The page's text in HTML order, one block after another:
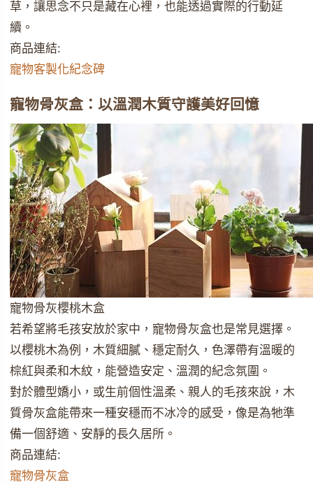
草，讓思念不只是藏在心裡，也能透過實際的行動延
續。
商品連結:
寵物客製化紀念碑
寵物骨灰盒：以溫潤木質守護美好回憶
寵物骨灰櫻桃木盒
若希望將毛孩安放於家中，寵物骨灰盒也是常見選擇。
以櫻桃木為例，木質細膩、穩定耐久，色澤帶有溫暖的
棕紅與柔和木紋，能營造安定、溫潤的紀念氛圍。
對於體型嬌小，或生前個性溫柔、親人的毛孩來說，木
質骨灰盒能帶來一種安穩而不冰冷的感受，像是為牠準
備一個舒適、安靜的長久居所。
商品連結:
寵物骨灰盒